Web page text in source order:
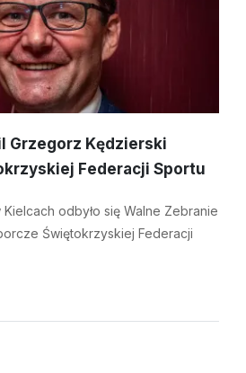
Grzegorz Kędzierski
Federacji Sportu
odbyło się Walne Zebranie
Świętokrzyskiej Federacji